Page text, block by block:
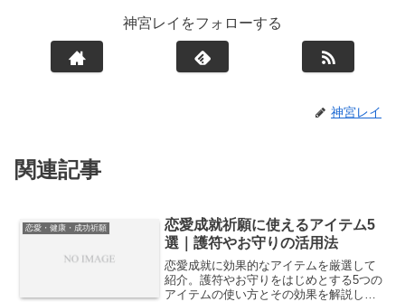
神宮レイをフォローする
神宮レイ
関連記事
恋愛・健康・成功祈願
恋愛成就祈願に使えるアイテム5
選｜護符やお守りの活用法
恋愛成就に効果的なアイテムを厳選して
紹介。護符やお守りをはじめとする5つの
アイテムの使い方とその効果を解説しま